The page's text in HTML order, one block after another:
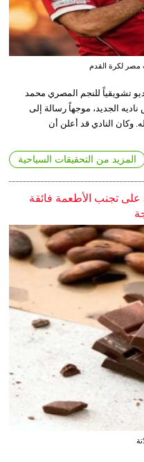
مصر لكرة القدم
تشويقياً للنجم المصري محمد
الجديد، موجهاً رسالة إلى
وكان النادي قد أعلن أن
المزيد من التحقيقات السياحية
على تجنب الأطعمة فائقة